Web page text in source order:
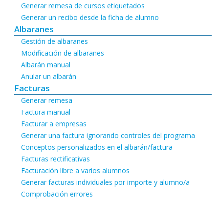
Generar remesa de cursos etiquetados
Generar un recibo desde la ficha de alumno
Albaranes
Gestión de albaranes
Modificación de albaranes
Albarán manual
Anular un albarán
Facturas
Generar remesa
Factura manual
Facturar a empresas
Generar una factura ignorando controles del programa
Conceptos personalizados en el albarán/factura
Facturas rectificativas
Facturación libre a varios alumnos
Generar facturas individuales por importe y alumno/a
Comprobación errores